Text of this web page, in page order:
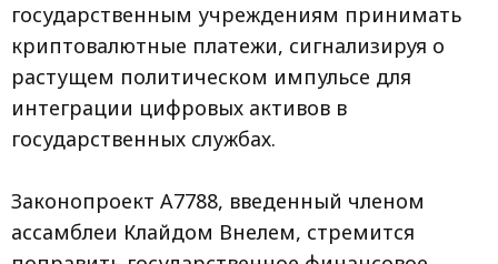
государственным учреждениям принимать
криптовалютные платежи, сигнализируя о
растущем политическом импульсе для
интеграции цифровых активов в
государственных службах.
Законопроект A7788, введенный членом
ассамблеи Клайдом Внелем, стремится